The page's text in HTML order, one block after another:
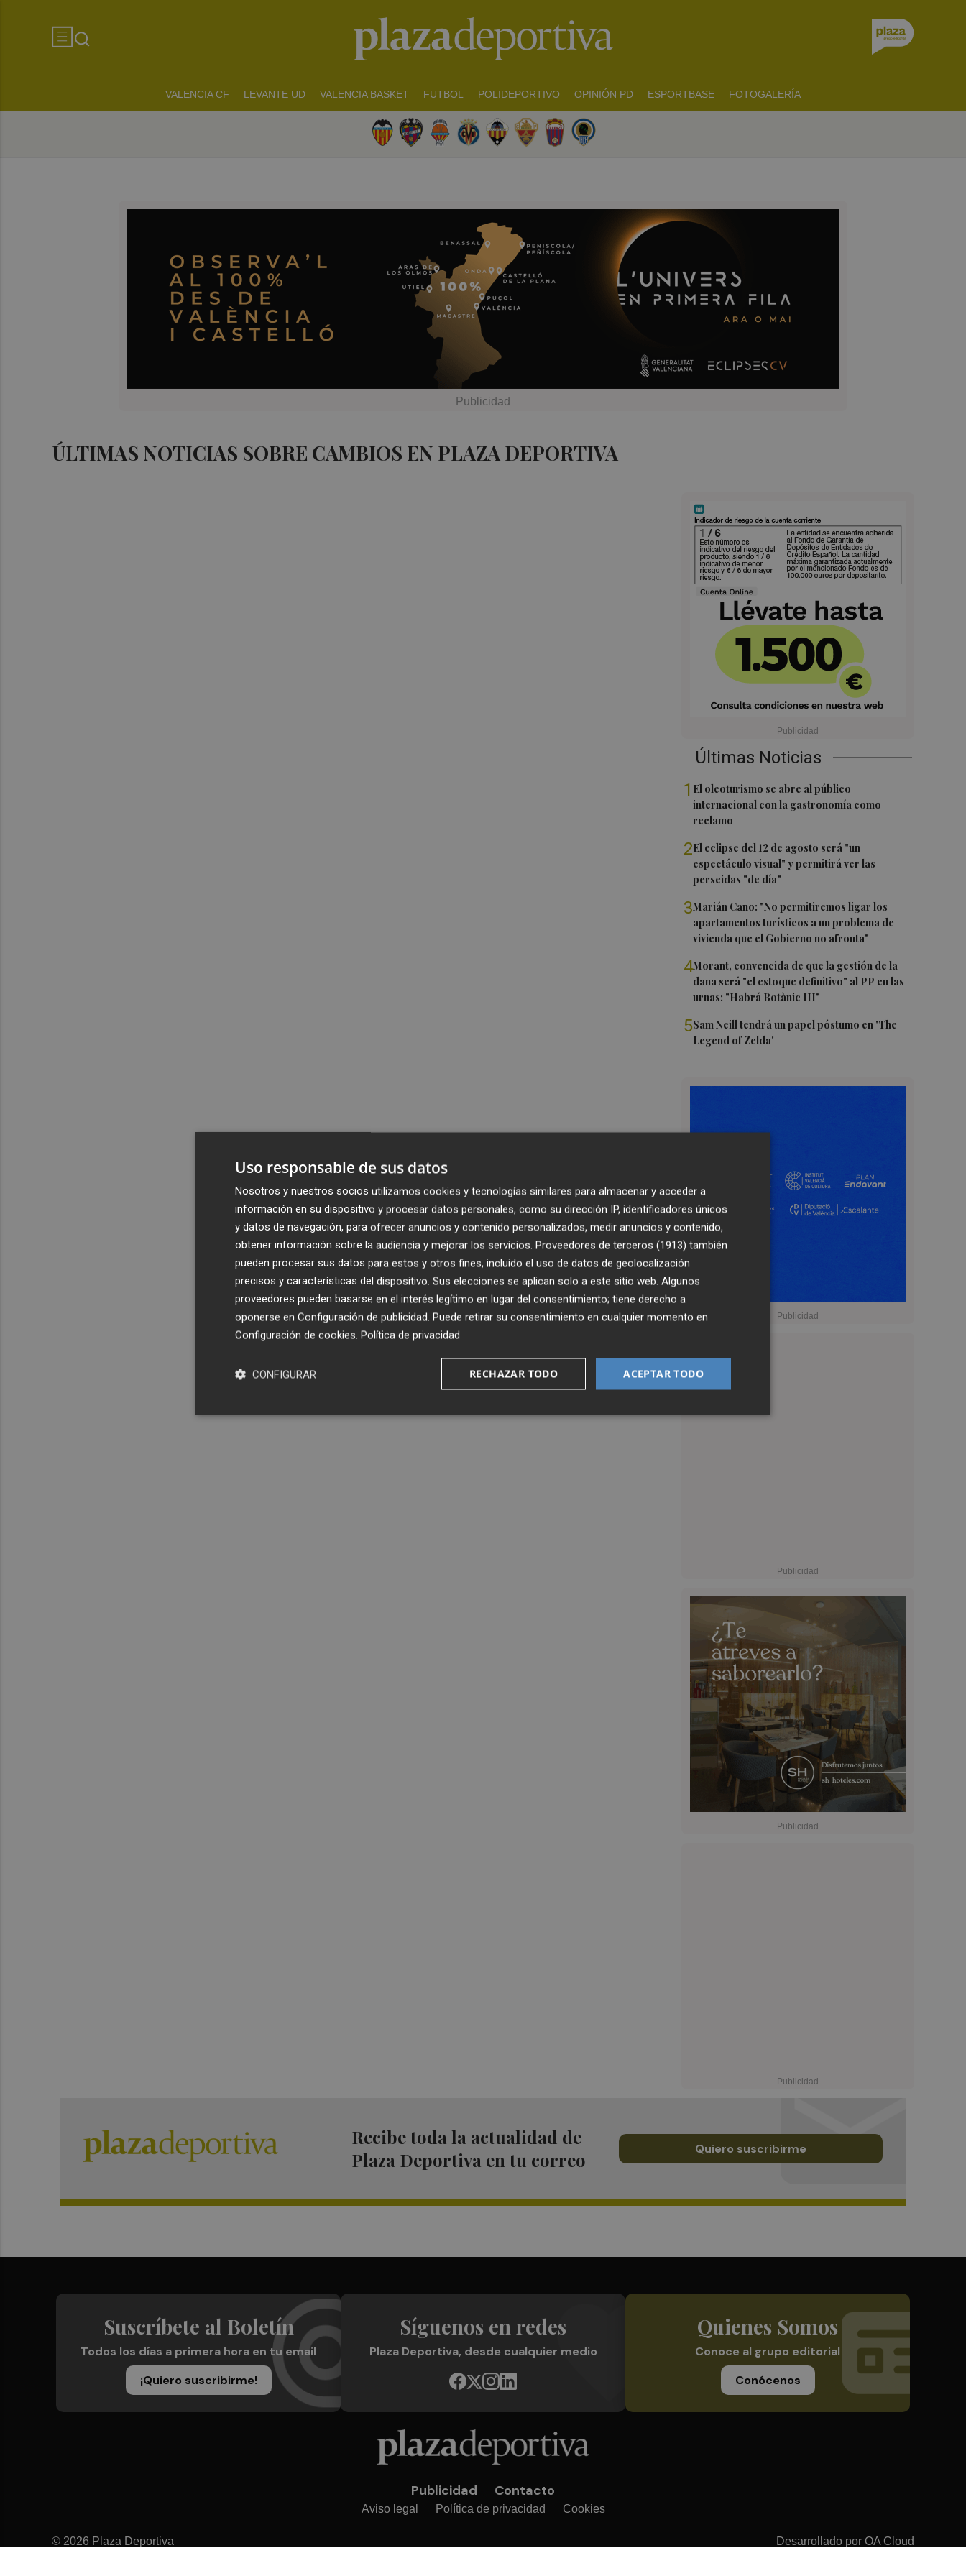
VALENCIA CF LEVANTE UD VALENCIA BASKET FUTBOL POLIDEPORTIVO OPINIÓN PD ESPORTBASE FOTOGALERÍA
ÚLTIMAS NOTICIAS SOBRE CAMBIOS EN PLAZA DEPORTIVA
Últimas Noticias
1 El oleoturismo se abre al público
internacional con la gastronomía como
reclamo
2El eclipse del 12 de agosto será "un
espectáculo visual" y permitirá ver las
perseidas "de día"
3Marián Cano: "No permitiremos ligar los
apartamentos turísticos a un problema de
vivienda que el Gobierno no afronta"
4Morant, convencida de que la gestión de la
dana será "el estoque definitivo" al PP en las
urnas: "Habrá Botànic III"
5Sam Neill tendrá un papel póstumo en 'The
Legend of Zelda'
Recibe toda la actualidad de
Plaza Deportiva en tu correo
Quiero suscribirme
Suscríbete al Boletín
Todos los días a primera hora en tu email
¡Quiero suscribirme!
Síguenos en redes
Plaza Deportiva, desde cualquier medio
Quienes Somos
Conoce al grupo editorial
Conócenos
Publicidad Contacto
Aviso legal Política de privacidad Cookies
© 2026 Plaza Deportiva Desarrollado por OA Cloud
Uso responsable de sus datos
Nosotros y nuestros socios utilizamos cookies y tecnologías similares para almacenar y acceder a
información en su dispositivo y procesar datos personales, como su dirección IP, identificadores únicos
y datos de navegación, para ofrecer anuncios y contenido personalizados, medir anuncios y contenido,
obtener información sobre la audiencia y mejorar los servicios. Proveedores de terceros (1913) también
pueden procesar sus datos para estos y otros fines, incluido el uso de datos de geolocalización
precisos y características del dispositivo. Sus elecciones se aplican solo a este sitio web. Algunos
proveedores pueden basarse en el interés legítimo en lugar del consentimiento; tiene derecho a
oponerse en Configuración de publicidad. Puede retirar su consentimiento en cualquier momento en
Configuración de cookies. Política de privacidad
ACEPTAR TODO
RECHAZAR TODO
CONFIGURAR